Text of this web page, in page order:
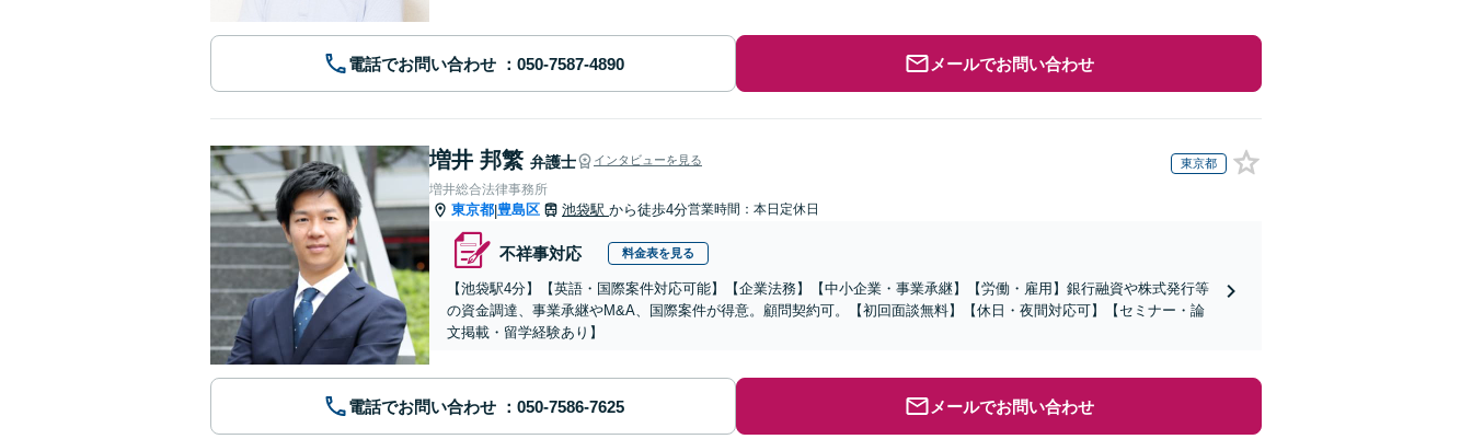
電話でお問い合わせ メールでお問い合わせ
増井 邦繁 弁護士 インタビューを見る 東京都
増井総合法律事務所
東京都|豊島区 池袋駅 から徒歩4分営業時間：本日定休日
不祥事対応 料金表を見る
【池袋駅4分】【英語・国際案件対応可能】【企業法務】【中小企業・事業承継】【労働・雇用】銀行融資や株式発行等
の資金調達、事業承継やM&A、国際案件が得意。顧問契約可。【初回面談無料】【休日・夜間対応可】【セミナー・論
文掲載・留学経験あり】
電話でお問い合わせ メールでお問い合わせ